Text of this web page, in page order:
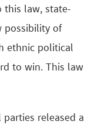
this law, state-
possibility of
ethnic political
to win. This law
released a